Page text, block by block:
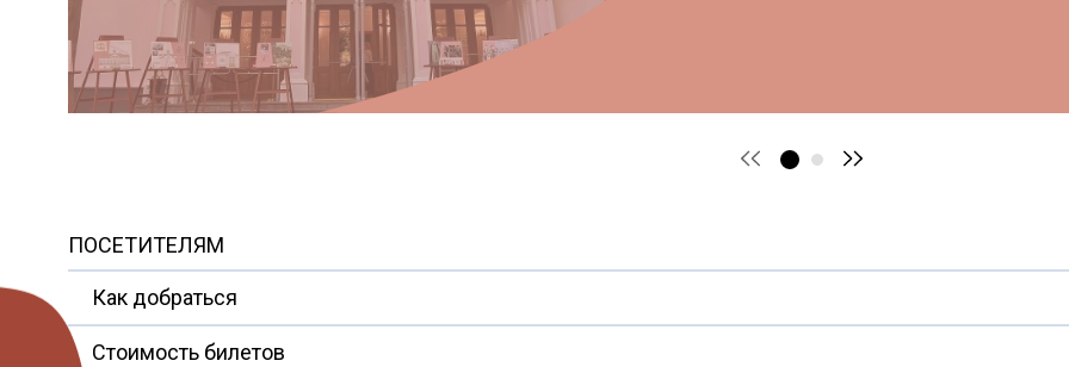
ПОСЕТИТЕЛЯМ
Как добраться
Стоимость билетов